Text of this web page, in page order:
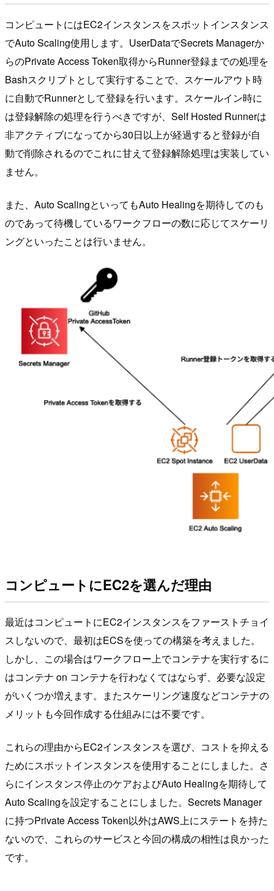
コンピュートにはEC2インスタンスをスポットインスタンス
でAuto Scaling使用します。UserDataでSecrets Managerか
らのPrivate Access Token取得からRunner登録までの処理を
Bashスクリプトとして実行することで、スケールアウト時
に自動でRunnerとして登録を行います。スケールイン時に
は登録解除の処理を行うべきですが、Self Hosted Runnerは
非アクティブになってから30日以上が経過すると登録が自
動で削除されるのでこれに甘えて登録解除処理は実装してい
ません。
また、Auto ScalingといってもAuto Healingを期待してのも
のであって待機しているワークフローの数に応じてスケーリ
ングといったことは行いません。
コンピュートにEC2を選んだ理由
最近はコンピュートにEC2インスタンスをファーストチョイ
スしないので、最初はECSを使っての構築を考えました。
しかし、この場合はワークフロー上でコンテナを実行するに
はコンテナ on コンテナを行わなくてはならず、必要な設定
がいくつか増えます。またスケーリング速度などコンテナの
メリットも今回作成する仕組みには不要です。
これらの理由からEC2インスタンスを選び、コストを抑える
ためにスポットインスタンスを使用することにしました。さ
らにインスタンス停止のケアおよびAuto Healingを期待して
Auto Scalingを設定することにしました。Secrets Manager
に持つPrivate Access Token以外はAWS上にステートを持た
ないので、これらのサービスと今回の構成の相性は良かった
です。